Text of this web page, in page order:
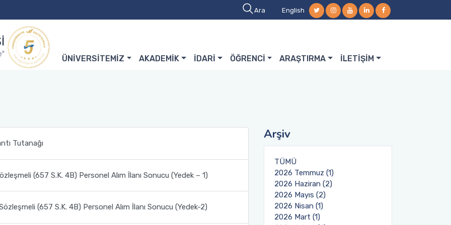
Ara English
ÜNİVERSİTEMİZ AKADEMİK İDARİ ÖĞRENCİ ARAŞTIRMA İLETİŞİM
Tutanağı
(657 S.K. 4B) Personel Alım İlanı Sonucu (Yedek – 1)
(657 S.K. 4B) Personel Alım İlanı Sonucu (Yedek-2)
Arşiv
TÜMÜ
2026 Temmuz (1)
2026 Haziran (2)
2026 Mayıs (2)
2026 Nisan (1)
2026 Mart (1)